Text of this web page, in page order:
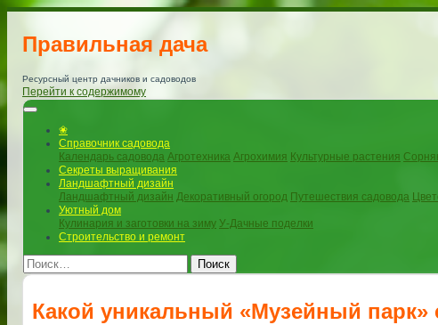
Правильная дача
Ресурсный центр дачников и садоводов
Перейти к содержимому
❀
Справочник садовода
Календарь садовода Агротехника Агрохимия Культурные растения
Секреты выращивания
Ландшафтный дизайн
Ландшафтный дизайн Декоративный огород Путешествия садовода
Уютный дом
Кулинария и заготовки на зиму У-Дачные поделки
Строительство и ремонт
Поиск
Какой уникальный «Музейный парк»